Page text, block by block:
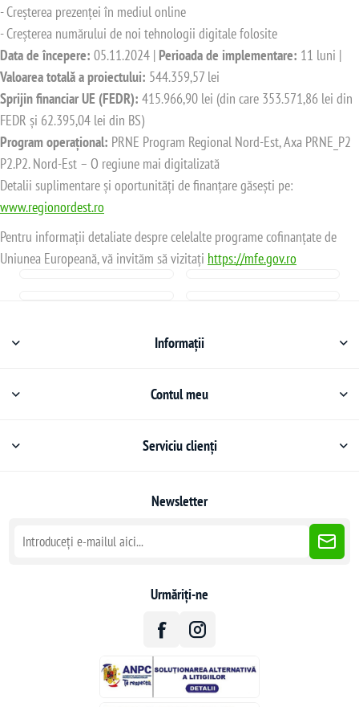
- Creșterea prezenței în mediul online
- Creșterea numărului de noi tehnologii digitale folosite
Data de începere: 05.11.2024 | Perioada de implementare: 11 luni |
Valoarea totală a proiectului: 544.359,57 lei
Sprijin financiar UE (FEDR): 415.966,90 lei (din care 353.571,86 lei din
FEDR și 62.395,04 lei din BS)
Program operațional: PRNE Program Regional Nord-Est, Axa PRNE_P2
P2.P2. Nord-Est – O regiune mai digitalizată
Detalii suplimentare și oportunități de finanțare găsești pe:
www.regionordest.ro
Pentru informații detaliate despre celelalte programe cofinanțate de
Uniunea Europeană, vă invităm să vizitați https://mfe.gov.ro
Informații
Contul meu
Serviciu clienți
Newsletter
Urmăriți-ne